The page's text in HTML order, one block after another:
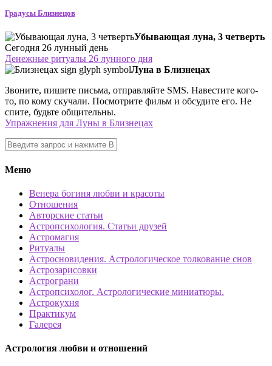
Градусы Близнецов
Убывающая луна, 3 четверть
Сегодня 26 лунный день
Денежные ритуалы 26 лунного дня
Луна в Близнецах
Звоните, пишите письма, отправляйте SMS. Навестите кого-
то, по кому скучали. Посмотрите фильм и обсудите его. Не
спите, будьте общительны.
Упражнения для Луны в Близнецах
Меню
Венера богиня любви и красоты
Отношения
Авторские статьи
Астропсихология. Статьи друзей
Астромагия
Ритуалы
Астросновидения. Астрологическое толкование снов
Астрозарисовки
Астрограни
Астропсихолог. Астрологические миниатюры.
Астрокухня
Практикум
Галерея
Астрология любви и отношений